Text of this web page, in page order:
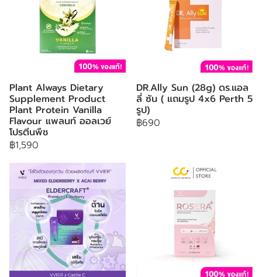
Plant Always Dietary
Supplement Product
Plant Protein Vanilla
Flavour แพลนท์ ออลเวย์
โปรตีนพืช
฿1,590
DR.Ally Sun (28g) ดร.แอล
ลี่ ซัน ( แถมรูป 4x6 Perth 5
รูป)
฿690